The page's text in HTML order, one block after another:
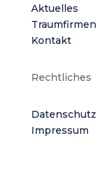
Aktuelles
Traumfirmen
Kontakt
Rechtliches
Datenschutz
Impressum